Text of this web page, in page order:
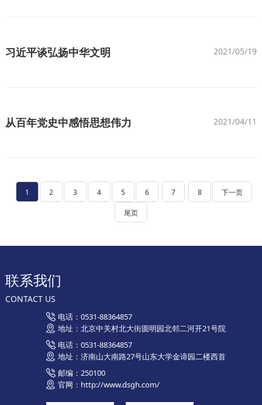
习近平谈弘扬中华文明 2021/05/19
从百年党史中感悟思想伟力 2021/04/11
1 2 3 4 5 6 7 8 下一页
尾页
联系我们
CONTACT US
电话：0531-88364857
地址：北京中关村北大街圆明园北邻二河开21号院
电话：0531-88364857
地址：济南山大南路27号山东大学金谛园二楼西首
邮编：250100
官网：http://www.dsgh.com/